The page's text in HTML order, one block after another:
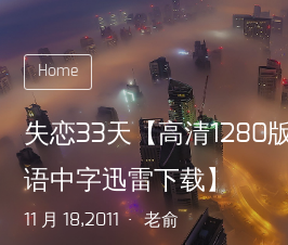
Home
失恋33天【高清1280
语中字迅雷下载】
11 月 18,2011 老俞